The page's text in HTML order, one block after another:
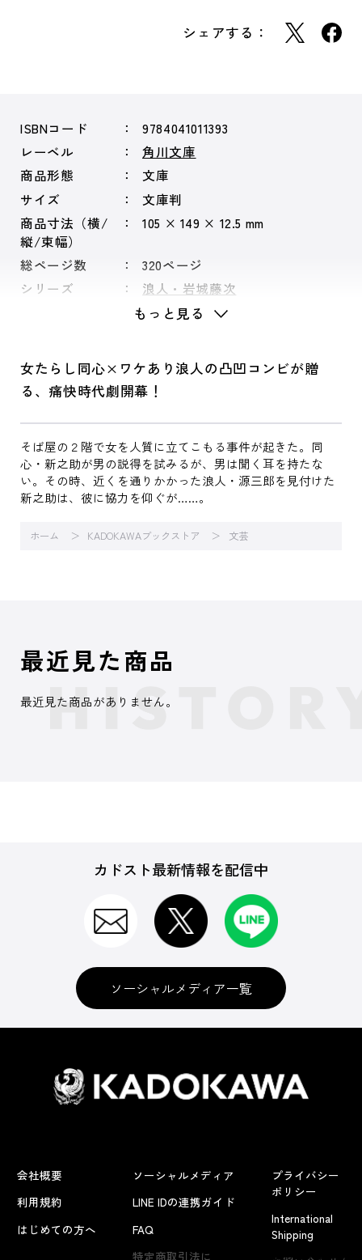
シェアする：
ISBNコード
9784041011393
レーベル
角川文庫
商品形態
文庫
サイズ
文庫判
商品寸法（横/
縦/束幅）
105 × 149 × 12.5 mm
総ページ数
320ページ
シリーズ
浪人・岩城藤次
もっと見る
女たらし同心×ワケあり浪人の凸凹コンビが贈
る、痛快時代劇開幕！
そば屋の２階で女を人質に立てこもる事件が起きた。同
心・新之助が男の説得を試みるが、男は聞く耳を持たな
い。その時、近くを通りかかった浪人・源三郎を見付けた
新之助は、彼に協力を仰ぐが……。
ホーム KADOKAWAブックストア 文芸
よくあるお問い合わせ
最近見た商品
最近見た商品がありません。
カドスト最新情報を配信中
ソーシャルメディア一覧
会社概要
利用規約
はじめての方へ
ソーシャルメディア
LINE IDの連携ガイド
FAQ
特定商取引法に
プライバシー
ポリシー
International
Shipping